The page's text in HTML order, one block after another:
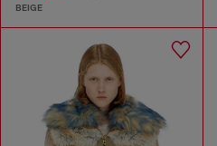
BEIGE